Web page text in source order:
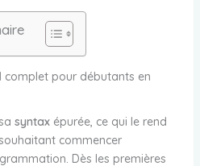
complet pour débutants en
syntaxépurée, ce qui le rend
commencer
Dès les premières